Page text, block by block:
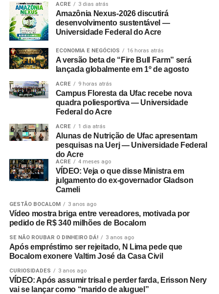
ACRE 3 dias atrás
Amazônia Nexus-2026 discutirá
desenvolvimento sustentável —
Universidade Federal do Acre
ECONOMIA E NEGÓCIOS 16 horas atrás
A versão beta de “Fire Bull Farm” será
lançada globalmente em 1º de agosto
ACRE 9 horas atrás
Campus Floresta da Ufac recebe nova
quadra poliesportiva — Universidade
Federal do Acre
ACRE 1 dia atrás
Alunas de Nutrição de Ufac apresentam
pesquisas na Uerj — Universidade Federal
do Acre
ACRE 4 meses ago
VÍDEO: Veja o que disse Ministra em
julgamento do ex-governador Gladson
Cameli
GESTÃO BOCALOM 3 anos ago
Vídeo mostra briga entre vereadores, motivada por
pedido de R$ 340 milhões de Bocalom
SE NÃO ROUBAR O DINHEIRO DÁ! 3 anos ago
Após empréstimo ser rejeitado, N Lima pede que
Bocalom exonere Valtim José da Casa Civil
CURIOSIDADES 3 anos ago
VÍDEO: Após assumir trisal e perder farda, Erisson Nery
vai se lançar como “marido de aluguel”